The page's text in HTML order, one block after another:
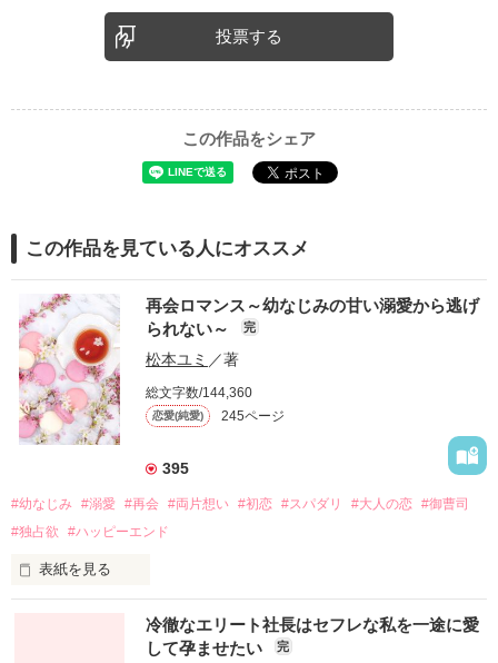
投票する
この作品をシェア
この作品を見ている人にオススメ
再会ロマンス～幼なじみの甘い溺愛から逃げ
られない～
完
松本ユミ ／著
総文字数/144,360
恋愛(純愛) 245ページ
395
#幼なじみ #溺愛 #再会 #両片想い #初恋 #スパダリ #大人の恋 #御曹司
#独占欲
#ハッピーエンド
表紙を見る
冷徹なエリート社長はセフレな私を一途に愛
して孕ませたい
完